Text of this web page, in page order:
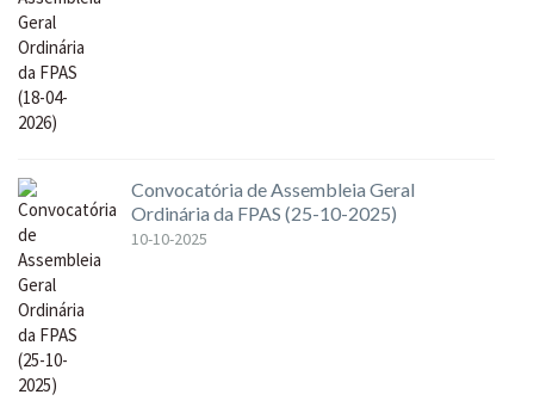
Convocatória de Assembleia Geral
Ordinária da FPAS (25-10-2025)
10-10-2025